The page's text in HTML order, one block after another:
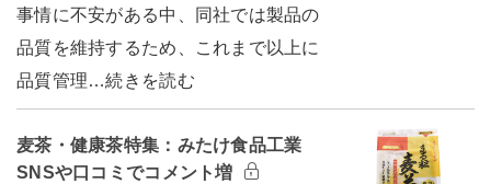
事情に不安がある中、同社では製品の
品質を維持するため、これまで以上に
品質管理…続きを読む
麦茶・健康茶特集：みたけ食品工業
SNSや口コミでコメント増